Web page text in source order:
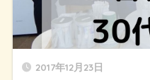
2017年12月23日